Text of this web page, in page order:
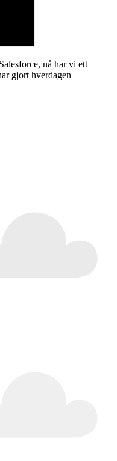
nå har vi ett
gjort hverdagen